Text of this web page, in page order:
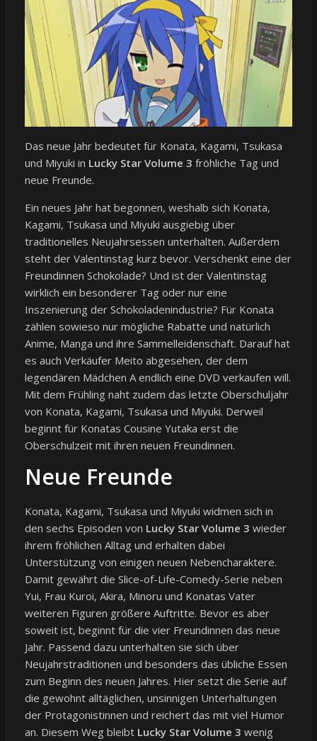
Das neue Jahr bedeutet für Konata, Kagami, Tsukasa
und Miyuki in Lucky Star Volume 3 fröhliche Tag und
neue Freunde.
Ein neues Jahr hat begonnen, weshalb sich Konata,
Kagami, Tsukasa und Miyuki ausgiebig über
traditionelles Neujahrsessen unterhalten. Außerdem
steht der Valentinstag kurz bevor. Verschenkt eine der
Freundinnen Schokolade? Und ist der Valentinstag
wirklich ein besonderer Tag oder nur eine
Inszenierung der Schokoladenindustrie? Für Konata
zählen sowieso nur mögliche Rabatte und natürlich
Anime, Manga und ihre Sammelleidenschaft. Darauf hat
es auch Verkäufer Meito abgesehen, der dem
legendären Mädchen A endlich eine DVD verkaufen will.
Mit dem Frühling naht zudem das letzte Oberschuljahr
von Konata, Kagami, Tsukasa und Miyuki. Derweil
beginnt für Konatas Cousine Yutaka erst die
Oberschulzeit mit ihren neuen Freundinnen.
Neue Freunde
Konata, Kagami, Tsukasa und Miyuki widmen sich in
den sechs Episoden von Lucky Star Volume 3 wieder
ihrem fröhlichen Alltag und erhalten dabei
Unterstützung von einigen neuen Nebencharaktere.
Damit gewährt die Slice-of-Life-Comedy-Serie neben
Yui, Frau Kuroi, Akira, Minoru und Konatas Vater
weiteren Figuren größere Auftritte. Bevor es aber
soweit ist, beginnt für die vier Freundinnen das neue
Jahr. Passend dazu unterhalten sie sich über
Neujahrstraditionen und besonders das übliche Essen
zum Beginn des neuen Jahres. Hier setzt die Serie auf
die gewohnt alltäglichen, unsinnigen Unterhaltungen
der Protagonistinnen und reichert das mit viel Humor
an. Diesem Weg bleibt Lucky Star Volume 3 wenig